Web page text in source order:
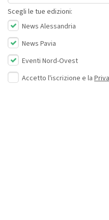
Scegli le tue edizioni:
News Alessandria
News Pavia
Eventi Nord-Ovest
Accetto l'iscrizione e la